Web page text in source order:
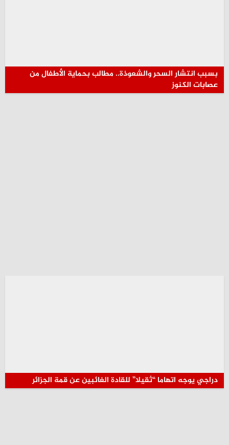
بسبب انتشار السحر والشعوذة.. مطالب بحماية الأطفال من
عصابات الكنوز
دراجي يوجه اتهاما “ثقيلا” للقادة الغائبين عن قمة الجزائر